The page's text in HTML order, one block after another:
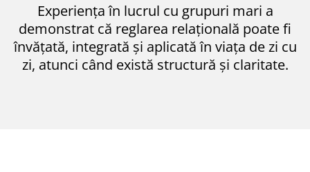
Experiența în lucrul cu grupuri mari a
demonstrat că reglarea relațională poate fi
învățată, integrată și aplicată în viața de zi cu
zi, atunci când există structură și claritate.